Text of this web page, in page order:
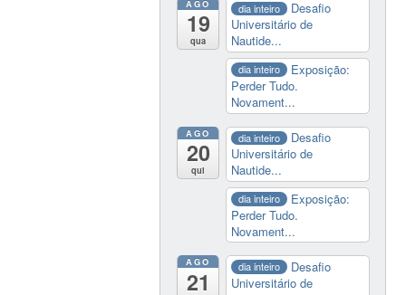
AGO
19
qua
dia inteiro
Desafio
Universitário de
Nautide...
dia inteiro
Exposição:
Perder Tudo.
Novament...
AGO
20
qui
dia inteiro
Desafio
Universitário de
Nautide...
dia inteiro
Exposição:
Perder Tudo.
Novament...
AGO
21
dia inteiro
Desafio
Universitário de